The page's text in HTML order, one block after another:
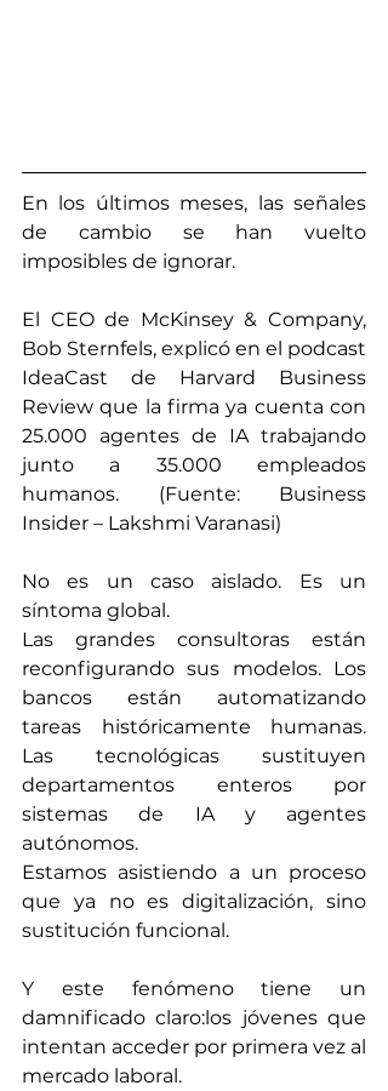
En los últimos meses, las señales
de cambio se han vuelto
imposibles de ignorar.
El CEO de McKinsey & Company,
Bob Sternfels, explicó en el podcast
IdeaCast de Harvard Business
Review que la firma ya cuenta con
25.000 agentes de IA trabajando
junto a 35.000 empleados
humanos. (Fuente: Business
Insider – Lakshmi Varanasi)
No es un caso aislado. Es un
síntoma global.
Las grandes consultoras están
reconfigurando sus modelos. Los
bancos están automatizando
tareas históricamente humanas.
Las tecnológicas sustituyen
departamentos enteros por
sistemas de IA y agentes
autónomos.
Estamos asistiendo a un proceso
que ya no es digitalización, sino
sustitución funcional.
Y este fenómeno tiene un
damnificado claro:los jóvenes que
intentan acceder por primera vez al
mercado laboral.